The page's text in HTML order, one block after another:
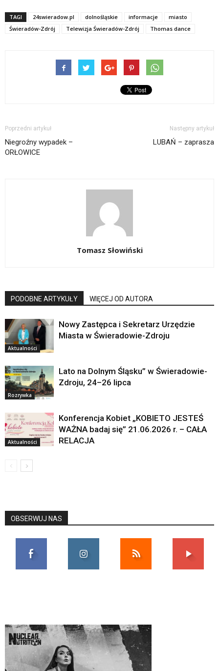
TAGI 24swieradow.pl dolnośląskie informacje
miasto
Świeradów-Zdrój
Telewizja Świeradów-Zdrój Thomas dance
Poprzedni artykuł
Niegroźny wypadek –
ORŁOWICE
Następny artykuł
LUBAŃ – zaprasza
Tomasz Słowiński
PODOBNE ARTYKUŁY WIĘCEJ OD AUTORA
Aktualności
Nowy Zastępca i Sekretarz Urzędzie
Miasta w Świeradowie-Zdroju
Rozrywka
Lato na Dolnym Śląsku” w Świeradowie-
Zdroju, 24–26 lipca
Aktualności
Konferencja Kobiet „KOBIETO JESTEŚ
WAŻNA badaj się” 21.06.2026 r. – CAŁA
RELACJA
OBSERWUJ NAS